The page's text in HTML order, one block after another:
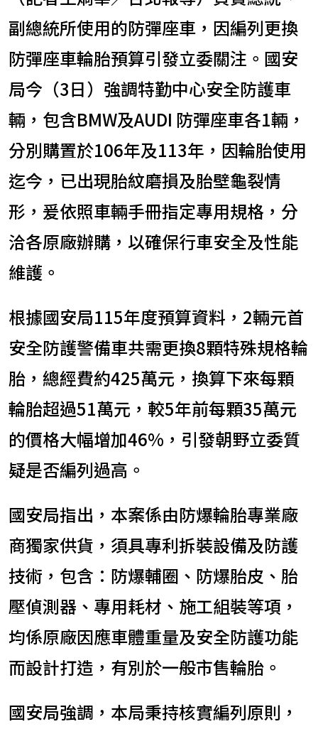
副總統所使用的防彈座車，因編列更換
防彈座車輪胎預算引發立委關注。國安
局今（3日）強調特勤中心安全防護車
輛，包含BMW及AUDI 防彈座車各1輛，
分別購置於106年及113年，因輪胎使用
迄今，已出現胎紋磨損及胎壁龜裂情
形，爰依照車輛手冊指定專用規格，分
洽各原廠辦購，以確保行車安全及性能
維護。
根據國安局115年度預算資料，2輛元首
安全防護警備車共需更換8顆特殊規格輪
胎，總經費約425萬元，換算下來每顆
輪胎超過51萬元，較5年前每顆35萬元
的價格大幅增加46%，引發朝野立委質
疑是否編列過高。
國安局指出，本案係由防爆輪胎專業廠
商獨家供貨，須具專利拆裝設備及防護
技術，包含：防爆輔圈、防爆胎皮、胎
壓偵測器、專用耗材、施工組裝等項，
均係原廠因應車體重量及安全防護功能
而設計打造，有別於一般市售輪胎。
國安局強調，本局秉持核實編列原則，